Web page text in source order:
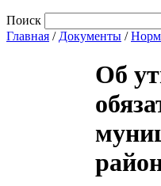
Поиск
Главная / Документы /
Об